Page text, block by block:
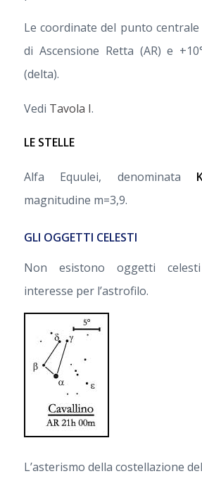
Le coordinate del punto
di Ascensione Retta (AR) e
(delta).
Vedi Tavola I.
LE STELLE
Alfa Equulei, denominata
magnitudine m=3,9.
GLI OGGETTI CELESTI
Non esistono oggetti
interesse per l’astrofilo.
L’asterismo della costellazione